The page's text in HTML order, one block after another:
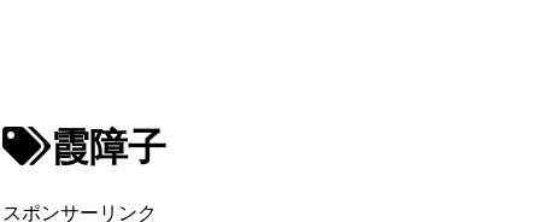
霞障子
スポンサーリンク